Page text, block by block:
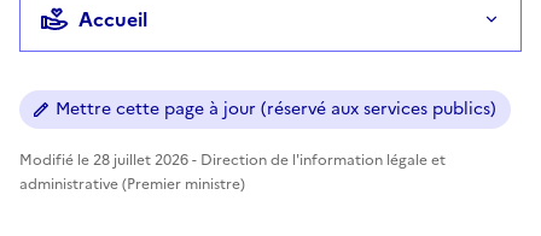
Accueil
Mettre cette page à jour (réservé aux services publics)
Modifié le 28 juillet 2026 - Direction de l'information légale et
administrative (Premier ministre)